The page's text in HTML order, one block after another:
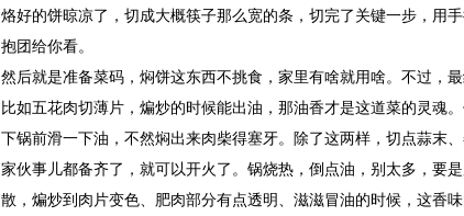
烙好的饼晾凉了，切成大概筷子那么宽的条，切完了关键一步，用
抱团给你看。
然后就是准备菜码，焖饼这东西不挑食，家里有啥就用啥。不过，
比如五花肉切薄片，煸炒的时候能出油，那油香才是这道菜的灵魂
下锅前滑一下油，不然焖出来肉柴得塞牙。除了这两样，切点蒜末
家伙事儿都备齐了，就可以开火了。锅烧热，倒点油，别太多，要
散，煸炒到肉片变色、肥肉部分有点透明、滋滋冒油的时候，这香